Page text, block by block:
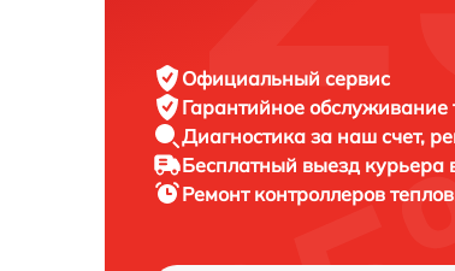
Официальный сервис
Гарантийное обслуживание
Диагностика за наш счет,
Бесплатный выезд курьера
Ремонт контроллеров